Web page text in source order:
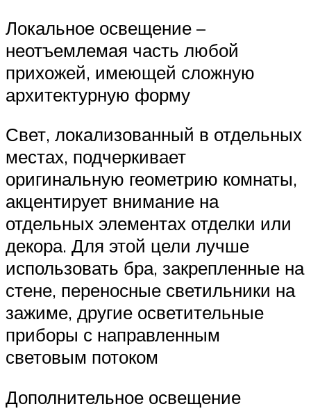
Локальное освещение –
неотъемлемая часть любой
прихожей, имеющей сложную
архитектурную форму
Свет, локализованный в отдельных
местах, подчеркивает
оригинальную геометрию комнаты,
акцентирует внимание на
отдельных элементах отделки или
декора. Для этой цели лучше
использовать бра, закрепленные на
стене, переносные светильники на
зажиме, другие осветительные
приборы с направленным
световым потоком
Дополнительное освещение